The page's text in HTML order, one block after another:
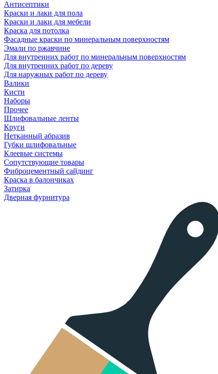
Антисептики
Краски и лаки для пола
Краски и лаки для мебели
Краска для потолка
Фасадные краски по минеральным поверхностям
Эмали по ржавчине
Для внутренних работ по минеральным поверхностям
Для внутренних работ по дереву
Для наружных работ по дереву
Валики
Кисти
Наборы
Прочее
Шлифовальные ленты
Круги
Нетканный абразив
Губки шлифовальные
Клеевые системы
Сопутствующие товары
Фиброцементный сайдинг
Краска в балончиках
Затирка
Дверная фурнитура